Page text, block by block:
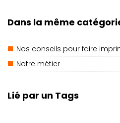
Dans la même
Nos conseils pour faire
Notre métier
Lié par un Tags